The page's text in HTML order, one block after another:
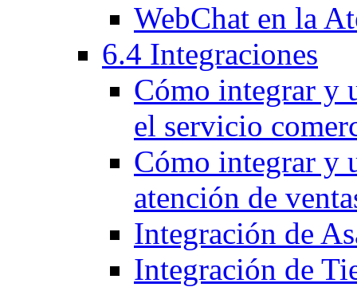
WebChat en la
6.4 Integraciones
Cómo integrar y
el servicio
Cómo integrar y
atención de
Integración de
Integración de